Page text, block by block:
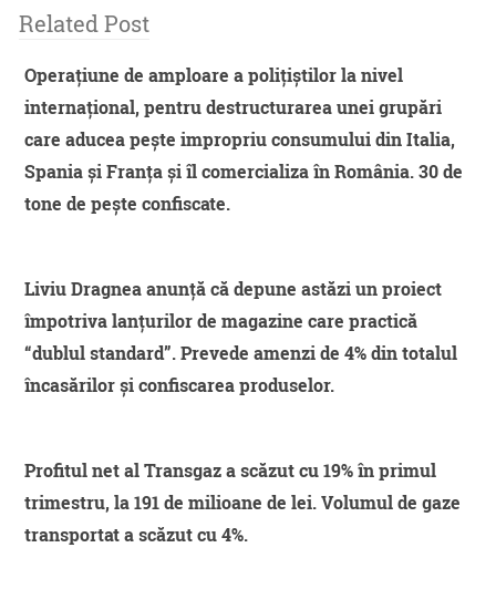
Related Post
Operațiune de amploare a polițiștilor la nivel
internațional, pentru destructurarea unei grupări
care aducea pește impropriu consumului din Italia,
Spania și Franța și îl comercializa în România. 30 de
tone de pește confiscate.
Liviu Dragnea anunță că depune astăzi un proiect
împotriva lanțurilor de magazine care practică
“dublul standard”. Prevede amenzi de 4% din totalul
încasărilor și confiscarea produselor.
Profitul net al Transgaz a scăzut cu 19% în primul
trimestru, la 191 de milioane de lei. Volumul de gaze
transportat a scăzut cu 4%.